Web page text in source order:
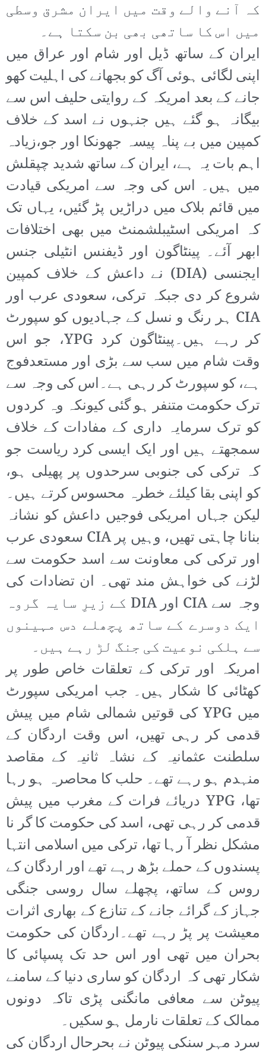
کہ آنے والے وقت میں ایران مشرق وسطی
میں اس کا ساتھی بھی بن سکتا ہے۔
ایران کے ساتھ ڈیل اور شام اور عراق میں
اپنی لگائی ہوئی آگ کو بجھانے کی اہلیت کھو
جانے کے بعد امریکہ کے روایتی حلیف اس سے
بیگانہ ہو گئے ہیں جنہوں نے اسد کے خلاف
کمپین میں بے پناہ پیسہ جھونکا اور جو،زیادہ
اہم بات یہ ہے، ایران کے ساتھ شدید چپقلش
میں ہیں۔ اس کی وجہ سے امریکی قیادت
میں قائم بلاک میں دراڑیں پڑ گئیں، یہاں تک
کہ امریکی اسٹیبلشمنٹ میں بھی اختلافات
ابھر آئے۔ پینٹاگون اور ڈیفنس انٹیلی جنس
ایجنسی (DIA) نے داعش کے خلاف کمپین
شروع کر دی جبکہ ترکی، سعودی عرب اور
CIA ہر رنگ و نسل کے جہادیوں کو سپورٹ
کر رہے ہیں۔پینٹاگون کرد YPG، جو اس
وقت شام میں سب سے بڑی اور مستعدفوج
ہے، کو سپورٹ کر رہی ہے۔اس کی وجہ سے
ترک حکومت متنفر ہو گئی کیونکہ وہ کردوں
کو ترک سرمایہ داری کے مفادات کے خلاف
سمجھتے ہیں اور ایک ایسی کرد ریاست جو
کہ ترکی کی جنوبی سرحدوں پر پھیلی ہو،
کو اپنی بقا کیلئے خطرہ محسوس کرتے ہیں۔
لیکن جہاں امریکی فوجیں داعش کو نشانہ
بنانا چاہتی تھیں، وہیں پر CIA سعودی عرب
اور ترکی کی معاونت سے اسد حکومت سے
لڑنے کی خواہش مند تھی۔ ان تضادات کی
وجہ سے CIA اور DIA کے زیرِ سایہ گروہ
ایک دوسرے کے ساتھ پچھلے دس مہینوں
سے ہلکی نوعیت کی جنگ لڑ رہے ہیں۔
امریکہ اور ترکی کے تعلقات خاص طور پر
کھٹائی کا شکار ہیں۔ جب امریکی سپورٹ
میں YPG کی قوتیں شمالی شام میں پیش
قدمی کر رہی تھیں، اس وقت اردگان کے
سلطنت عثمانیہ کے نشاہ ثانیہ کے مقاصد
منہدم ہو رہے تھے۔ حلب کا محاصرہ ہو رہا
تھا، YPG دریائے فرات کے مغرب میں پیش
قدمی کر رہی تھی، اسد کی حکومت کا گر نا
مشکل نظر آ رہا تھا، ترکی میں اسلامی انتہا
پسندوں کے حملے بڑھ رہے تھے اور اردگان کے
روس کے ساتھ، پچھلے سال روسی جنگی
جہاز کے گرائے جانے کے تنازع کے بھاری اثرات
معیشت پر پڑ رہے تھے۔اردگان کی حکومت
بحران میں تھی اور اس حد تک پسپائی کا
شکار تھی کہ اردگان کو ساری دنیا کے سامنے
پیوٹن سے معافی مانگنی پڑی تاکہ دونوں
ممالک کے تعلقات نارمل ہو سکیں۔
سرد مہر سنکی پیوٹن نے بحرحال اردگان کی